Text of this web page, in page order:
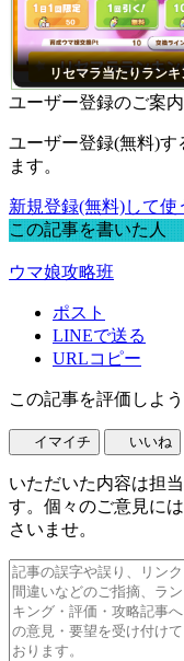
リセマラ当たりランキ
ユーザー登録のご案内
ユーザー登録(無料)す
ます。
新規登録(無料)して使
この記事を書いた人
ウマ娘攻略班
ポスト
LINEで送る
URLコピー
この記事を評価しよう
イマイチ いいね
いただいた内容は担
す。個々のご意見に
さいませ。